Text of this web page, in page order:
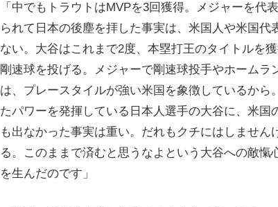
「中でもトラウトはMVPを3回獲得。メジャーを代
られて日本の後塵を拝した事実は、米国人や米国代
ない。大谷はこれまで2度、本塁打王のタイトルを
剛速球を投げる。メジャーで剛速球投手やホームラ
は、プレースタイルが強い米国を象徴しているから
たパワーを発揮している日本人選手の大谷に、米国
も出なかった事実は重い。だれもクチにはしません
る。このままで済むと思うなよという大谷への敵愾
を生んだのです」